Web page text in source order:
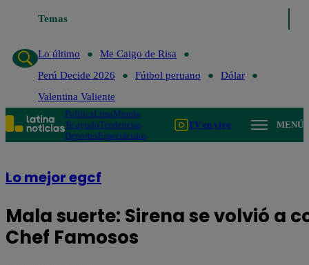
Temas
Lo último
Me Caigo de Risa
Perú Decide 2026
Fútbol peruano
Dólar
Valentina Valiente
PolíticaLimaMundo
Te ayudoTendencias
DeportesEspectáculos
TV en vivo MENÚ
Lo mejor egcf
Mala suerte: Sirena se volvió a
Chef Famosos